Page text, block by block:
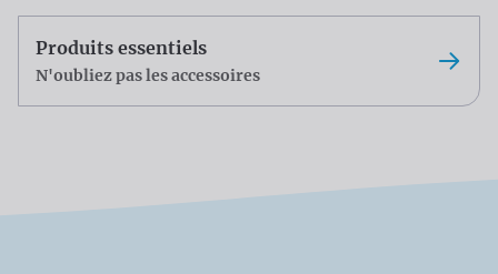
Produits essentiels
N'oubliez pas les accessoires